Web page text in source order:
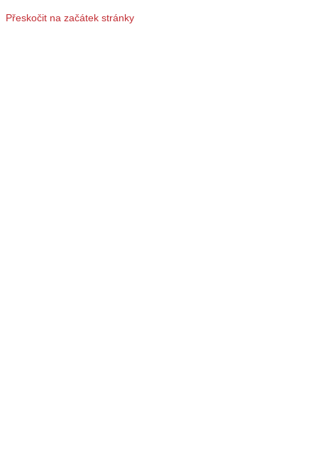
Přeskočit na začátek stránky